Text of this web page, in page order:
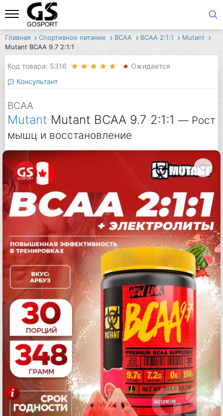
Главная Спортивное питание BCAA BCAA 2:1:1
Mutant
Mutant BCAA 9.7 2:1:1
Код товара: 5316
Ожидается
Консультант
BCAA
Mutant Mutant BCAA 9.7 2:1:1 — Рост
мышц и восстановление